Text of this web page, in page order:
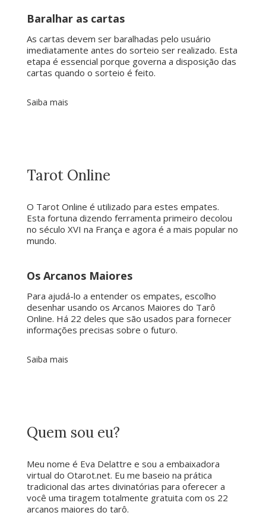
Baralhar as cartas
As cartas devem ser baralhadas pelo usuário
imediatamente antes do sorteio ser realizado. Esta
etapa é essencial porque governa a disposição das
cartas quando o sorteio é feito.
Saiba mais
Tarot Online
O Tarot Online é utilizado para estes empates.
Esta fortuna dizendo ferramenta primeiro decolou
no século XVI na França e agora é a mais popular no
mundo.
Os Arcanos Maiores
Para ajudá-lo a entender os empates, escolho
desenhar usando os Arcanos Maiores do Tarô
Online. Há 22 deles que são usados ​​para fornecer
informações precisas sobre o futuro.
Saiba mais
Quem sou eu?
Meu nome é Eva Delattre e sou a embaixadora
virtual do Otarot.net. Eu me baseio na prática
tradicional das artes divinatórias para oferecer a
você uma tiragem totalmente gratuita com os 22
arcanos maiores do tarô.